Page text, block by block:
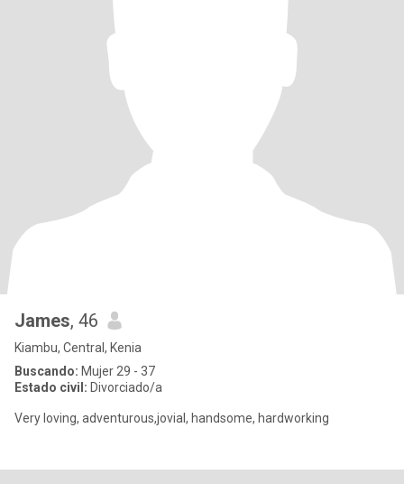
James, 46
Kiambu, Central, Kenia
Buscando: Mujer 29 - 37
Estado civil: Divorciado/a
Very loving, adventurous,jovial, handsome, hardworking